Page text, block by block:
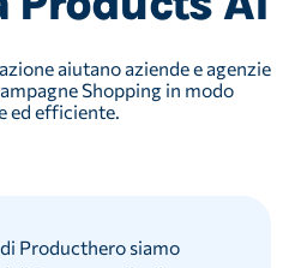
aiutano aziende e agenzie
Shopping in modo
ed efficiente.
Producthero siamo